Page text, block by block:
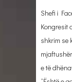
Shefi i
Kongresit
shkrim se
e të